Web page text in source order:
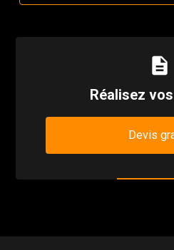
description
Réalisez
Devis